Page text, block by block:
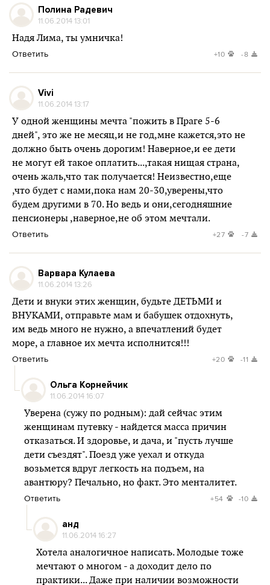
Полина Радевич
11.06.2014 13:01
Надя Лима, ты умничка!
Ответить +10 -8
Vivi
11.06.2014 13:17
У одной женщины мечта "пожить в Праге 5-6
дней", это же не месяц,и не год,мне кажется,это не
должно быть очень дорогим! Наверное,и ее дети
не могут ей такое оплатить...,такая нищая страна,
очень жаль,что так получается! Неизвестно,еще
,что будет с нами,пока нам 20-30,уверены,что
будем другими в 70. Но ведь и они,сегодняшние
пенсионеры ,наверное,не об этом мечтали.
Ответить +27 -7
Варвара Кулаева
11.06.2014 13:26
Дети и внуки этих женщин, будьте ДЕТЬМИ и
ВНУКАМИ, отправьте мам и бабушек отдохнуть,
им ведь много не нужно, а впечатлений будет
море, а главное их мечта исполнится!!!
Ответить +20 -11
Ольга Корнейчик
11.06.2014 16:07
Уверена (сужу по родным): дай сейчас этим
женщинам путевку - найдется масса причин
отказаться. И здоровье, и дача, и "пусть лучше
дети съездят". Поезд уже уехал и откуда
возьмется вдруг легкость на подъем, на
авантюру? Печально, но факт. Это менталитет.
Ответить +54 -10
анд
11.06.2014 16:27
Хотела аналогичное написать. Молодые тоже
мечтают о многом - а доходит дело по
практики... Даже при наличии возможности